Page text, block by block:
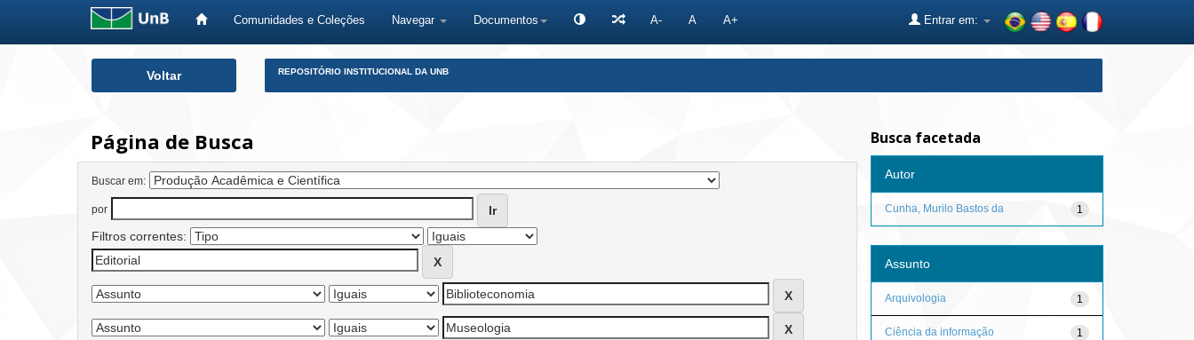
Comunidades e Coleções Navegar Documentos A- A A+ Entrar em:
Voltar REPOSITÓRIO INSTITUCIONAL DA UNB
Página de Busca
Buscar em:
por
Filtros correntes:
Busca facetada
Autor
1
Cunha, Murilo Bastos da
Assunto
1
Arquivologia
1
Ciência da informação